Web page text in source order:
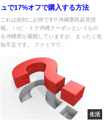
ュで17%オフで購入する方法
これは絶対にお得です!! 沖縄県民必見情
報。 ハピ・トク沖縄クーポンというもの
を沖縄県が展開していますが、まったく告
知不足です。 ファミマで...
生活